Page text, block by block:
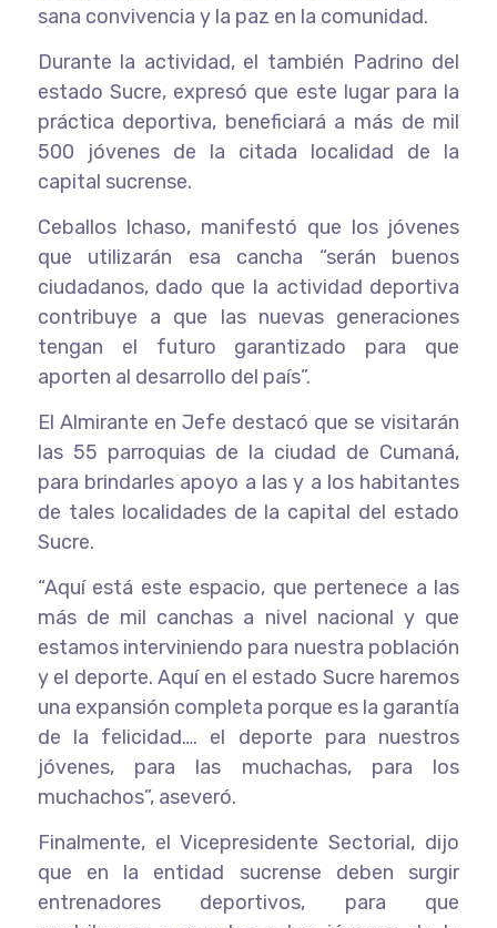
sana convivencia y la paz en la comunidad.
Durante la actividad, el también Padrino del
estado Sucre, expresó que este lugar para la
práctica deportiva, beneficiará a más de mil
500 jóvenes de la citada localidad de la
capital sucrense.
Ceballos Ichaso, manifestó que los jóvenes
que utilizarán esa cancha “serán buenos
ciudadanos, dado que la actividad deportiva
contribuye a que las nuevas generaciones
tengan el futuro garantizado para que
aporten al desarrollo del país”.
El Almirante en Jefe destacó que se visitarán
las 55 parroquias de la ciudad de Cumaná,
para brindarles apoyo a las y a los habitantes
de tales localidades de la capital del estado
Sucre.
“Aquí está este espacio, que pertenece a las
más de mil canchas a nivel nacional y que
estamos interviniendo para nuestra población
y el deporte. Aquí en el estado Sucre haremos
una expansión completa porque es la garantía
de la felicidad…. el deporte para nuestros
jóvenes, para las muchachas, para los
muchachos”, aseveró.
Finalmente, el Vicepresidente Sectorial, dijo
que en la entidad sucrense deben surgir
entrenadores deportivos, para que